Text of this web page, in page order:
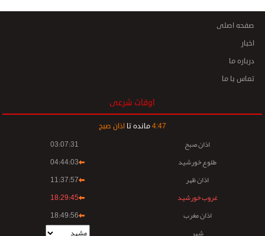
صفحه اصلی
اخبار
درباره ما
تماس با ما
اوقات شرعی
4:47 مانده تا اذان صبح
اذان صبح
03:07:31
طلوع خورشید
04:44:03
اذان ظهر
11:37:57
غروب خورشید
18:29:45
اذان مغرب
18:49:56
شهر